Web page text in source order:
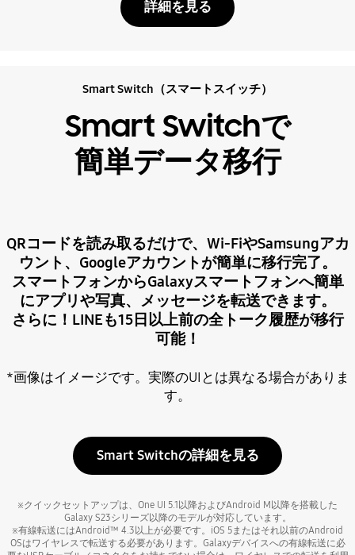
詳細を見る
Smart Switch（スマートスイッチ）
Smart Switchで
簡単データ移行
QRコードを読み取るだけで、Wi-FiやSamsungアカ
ウント、Googleアカウントが簡単に移行完了。
スマートフォンからGalaxyスマートフォンへ簡単
にアプリや写真、メッセージを転送できます。
さらに！LINEも15日以上前の全トーク履歴が移行
可能！
*画像はイメージです。実際のUIとは異なる場合がありま
す。
Smart Switchの詳細を見る
※クイックセットアップは、One UI 5.1以降およびAndroid M以降を搭載した
Galaxy S23シリーズ以降のモデルが対応しています。
※有線転送にはAndroid™ 4.3以上が必要です。iOS 5またはそれ以前のAndroid
OSはワイヤレスで転送する必要があります。Galaxyデバイスへの有線転送に必